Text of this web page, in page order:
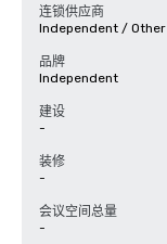
连锁供应商
Independent / Other
品牌
Independent
建设
-
装修
-
会议空间总量
-